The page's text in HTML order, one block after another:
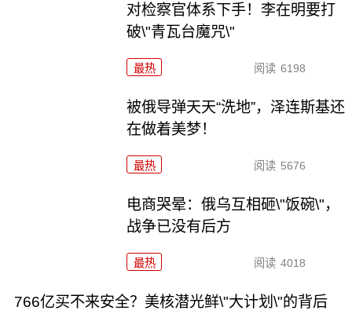
对检察官体系下手！李在明要打
破\"青瓦台魔咒\"
最热 阅读 6198
被俄导弹天天“洗地”，泽连斯基还
在做着美梦！
最热 阅读 5676
电商哭晕：俄乌互相砸\"饭碗\"，
战争已没有后方
最热 阅读 4018
766亿买不来安全？美核潜光鲜\"大计划\"的背后